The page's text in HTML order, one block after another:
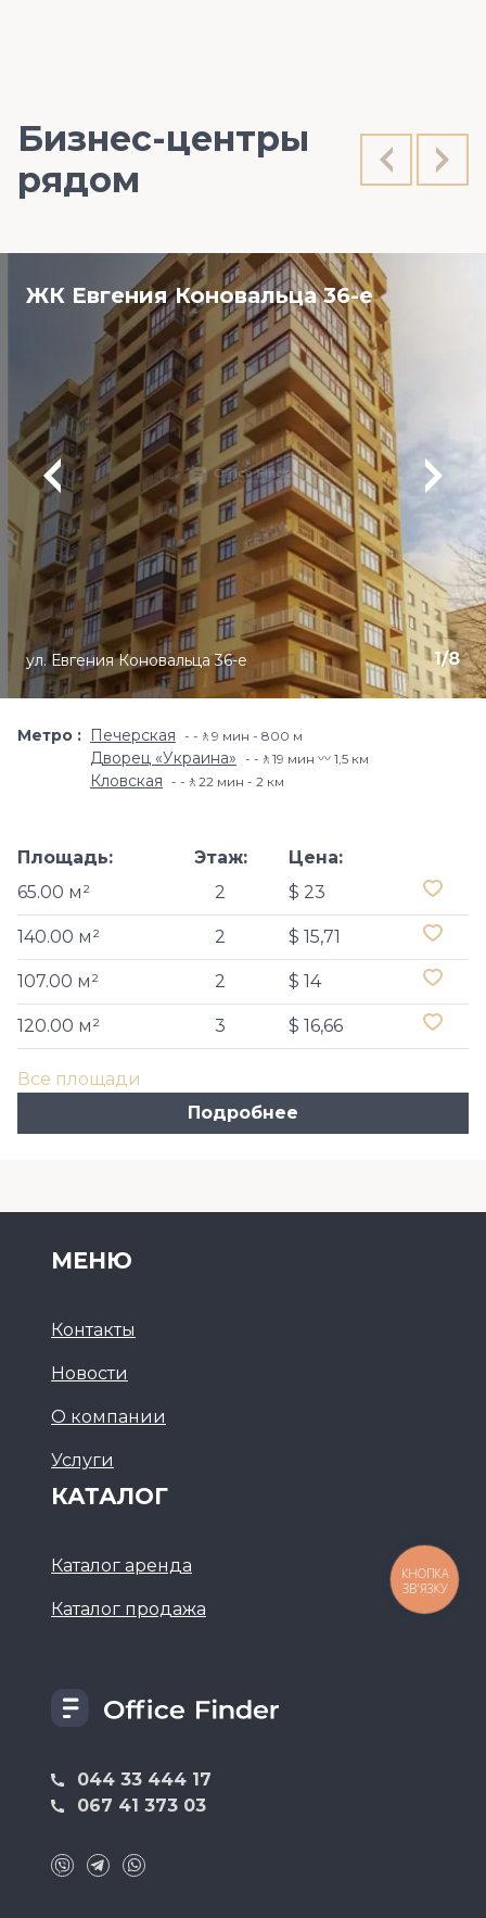
Бизнес-центры
рядом
ЖК Евгения Коновальца 36-е
1/8
ул. Евгения Коновальца 36-е
Метро Печерская -🚶9 мин - 800 м
Дворец «Украина» -🚶19 мин 〰️ 1,5 км
Кловская -🚶22 мин - 2 км
Площадь:
65.00 м²
Этаж:
2
Цена:
$ 23
140.00 м² 2 $ 15,71
107.00 м² 2 $ 14
120.00 м² 3 $ 16,66
Все площади
Подробнее
044 33 444 17
067 41 373 03
МЕНЮ
Контакты
Новости
О компании
Услуги
КАТАЛОГ
Каталог аренда
Каталог продажа
КНОПКА
ЗВ'ЯЗКУ